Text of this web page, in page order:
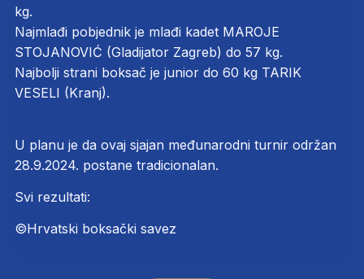
kg.
Najmlađi pobjednik je mlađi kadet MAROJE
STOJANOVIĆ (Gladijator Zagreb) do 57 kg.
Najbolji strani boksač je junior do 60 kg TARIK
VESELI (Kranj).
U planu je da ovaj sjajan međunarodni turnir održan
28.9.2024. postane tradicionalan.
Svi rezultati:
©Hrvatski boksački savez